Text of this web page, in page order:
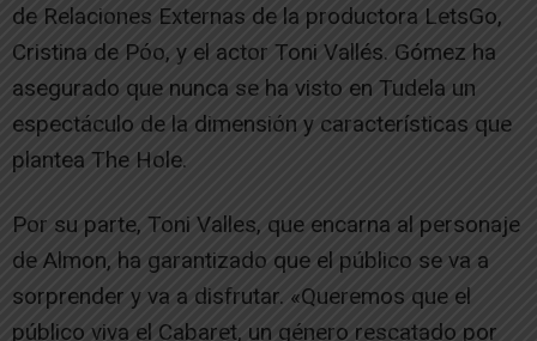
de Relaciones Externas de la productora LetsGo,
Cristina de Póo, y el actor Toni Vallés. Gómez ha
asegurado que nunca se ha visto en Tudela un
espectáculo de la dimensión y características que
plantea The Hole.
Por su parte, Toni Valles, que encarna al personaje
de Almon, ha garantizado que el público se va a
sorprender y va a disfrutar. «Queremos que el
público viva el Cabaret, un género rescatado por